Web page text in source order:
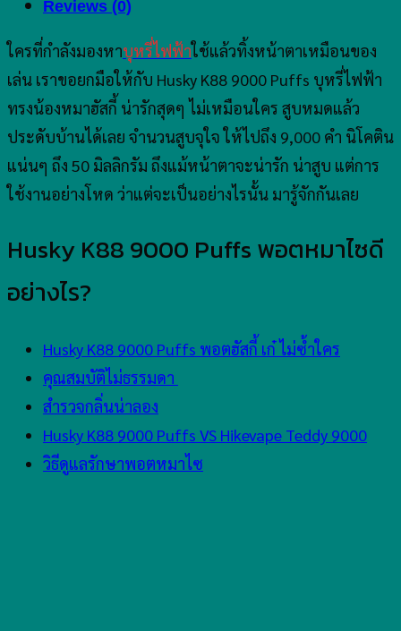
Reviews (0)
ใครที่กำลังมองหาบุหรี่ไฟฟ้าใช้แล้วทิ้งหน้าตาเหมือนของ
เล่น เราขอยกมือให้กับ Husky K88 9000 Puffs บุหรี่ไฟฟ้า
ทรงน้องหมาฮัสกี้ น่ารักสุดๆ ไม่เหมือนใคร สูบหมดแล้ว
ประดับบ้านได้เลย จำนวนสูบจุใจ ให้ไปถึง 9,000 คำ นิโคติน
แน่นๆ ถึง 50 มิลลิกรัม ถึงแม้หน้าตาจะน่ารัก น่าสูบ แต่การ
ใช้งานอย่างโหด ว่าแต่จะเป็นอย่างไรนั้น มารู้จักกันเลย
Husky K88 9000 Puffs พอตหมาไซดี
อย่างไร?
Husky K88 9000 Puffs พอตฮัสกี้ เก๋ ไม่ซ้ำใคร
คุณสมบัติไม่ธรรมดา
สำรวจกลิ่นน่าลอง
Husky K88 9000 Puffs VS Hikevape Teddy 9000
วิธีดูแลรักษาพอตหมาไซ